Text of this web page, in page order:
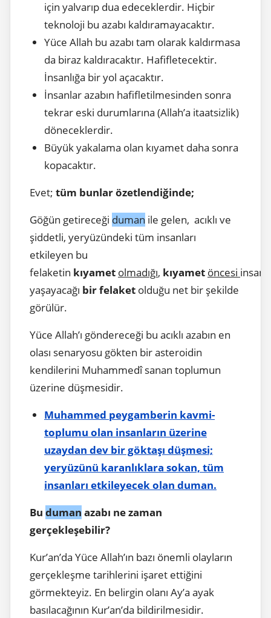
için yalvarıp dua edeceklerdir. Hiçbir
teknoloji bu azabı kaldıramayacaktır.
Yüce Allah bu azabı tam olarak kaldırmasa
da biraz kaldıracaktır. Hafifletecektir.
İnsanlığa bir yol açacaktır.
İnsanlar azabın hafifletilmesinden sonra
tekrar eski durumlarına (Allah’a itaatsizlik)
döneceklerdir.
Büyük yakalama olan kıyamet daha sonra
kopacaktır.
Evet; tüm bunlar özetlendiğinde;
Göğün getireceği duman ile gelen, acıklı ve
şiddetli, yeryüzündeki tüm insanları
etkileyen bu
felaketin kıyamet olmadığı, kıyamet öncesi
yaşayacağı bir felaket olduğu net bir şekilde
görülür.
Yüce Allah’ı göndereceği bu acıklı azabın en
olası senaryosu gökten bir asteroidin
kendilerini Muhammedî sanan toplumun
üzerine düşmesidir.
Muhammed peygamberin kavmi-
toplumu olan insanların üzerine
uzaydan dev bir göktaşı düşmesi;
yeryüzünü karanlıklara sokan, tüm
insanları etkileyecek olan duman.
Bu duman azabı ne zaman
gerçekleşebilir?
Kur’an’da Yüce Allah’ın bazı önemli olayların
gerçekleşme tarihlerini işaret ettiğini
görmekteyiz. En belirgin olanı Ay’a ayak
basılacağının Kur’an’da bildirilmesidir.